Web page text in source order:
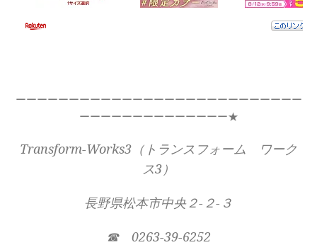
ーーーーーーーーーーーーーーーーーーーーーーーーーーー
ーーーーーーーーーーーーーー★
Transform-Works3（トランスフォーム ワーク
ス3）
長野県松本市中央２-２-３
☎ 0263-39-6252